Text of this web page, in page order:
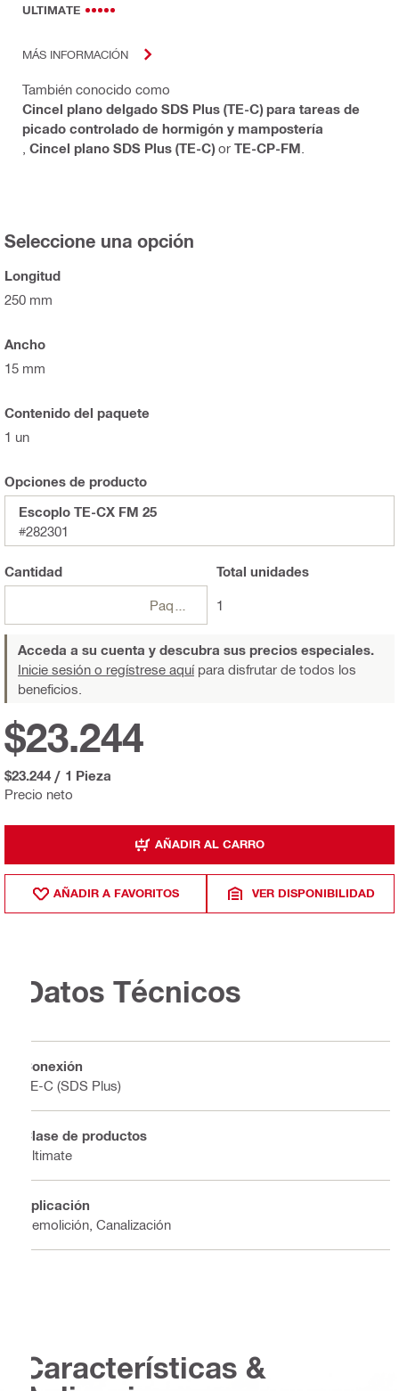
ULTIMATE
MÁS INFORMACIÓN
También conocido como
Cincel plano delgado SDS Plus (TE-C) para tareas de
picado controlado de hormigón y mampostería
Cincel plano SDS Plus (TE-C) or TE-CP-FM
Seleccione una opción
Longitud
250 mm
Ancho
15 mm
Contenido del paquete
1 un
Opciones de producto
Escoplo TE-CX FM 25
#282301
Cantidad Total unidades
1
Acceda a su cuenta y descubra sus precios especiales.
Inicie sesión o regístrese aquípara disfrutar de todos los
beneficios.
Precio neto
$23.244
$23.244 / 1 Pieza
AÑADIR AL CARRO
AÑADIR A FAVORITOS VER DISPONIBILIDAD
Datos Técnicos
Conexión
TE-C (SDS Plus)
Clase de productos
Ultimate
Aplicación
Demolición, Canalización
Características &